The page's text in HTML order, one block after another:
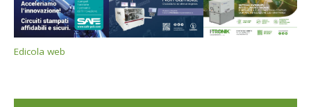
Edicola web